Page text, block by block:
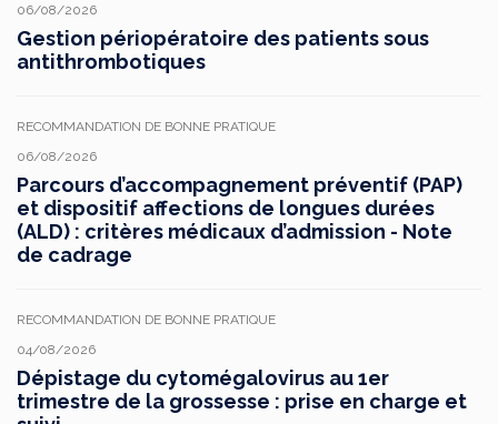
06/08/2026
Gestion périopératoire des patients sous
antithrombotiques
RECOMMANDATION DE BONNE PRATIQUE
06/08/2026
Parcours d’accompagnement préventif (PAP)
et dispositif affections de longues durées
(ALD) : critères médicaux d’admission - Note
de cadrage
RECOMMANDATION DE BONNE PRATIQUE
04/08/2026
Dépistage du cytomégalovirus au 1er
trimestre de la grossesse : prise en charge et